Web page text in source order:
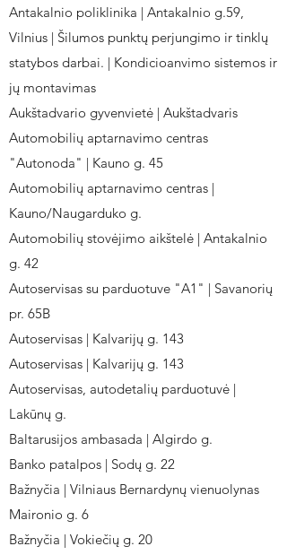
Antakalnio poliklinika | Antakalnio g.59,
Vilnius | Šilumos punktų perjungimo ir tinklų
statybos darbai. | Kondicioanvimo sistemos ir
jų montavimas
Aukštadvario gyvenvietė | Aukštadvaris
Automobilių aptarnavimo centras
"Autonoda" | Kauno g. 45
Automobilių aptarnavimo centras |
Kauno/Naugarduko g.
Automobilių stovėjimo aikštelė | Antakalnio
g. 42
Autoservisas su parduotuve "A1" | Savanorių
pr. 65B
Autoservisas | Kalvarijų g. 143
Autoservisas | Kalvarijų g. 143
Autoservisas, autodetalių parduotuvė |
Lakūnų g.
Baltarusijos ambasada | Algirdo g.
Banko patalpos | Sodų g. 22
Bažnyčia | Vilniaus Bernardynų vienuolynas
Maironio g. 6
Bažnyčia | Vokiečių g. 20